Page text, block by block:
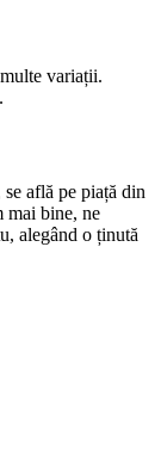
variații.
află pe piață din
mai bine, ne
alegând o ținută